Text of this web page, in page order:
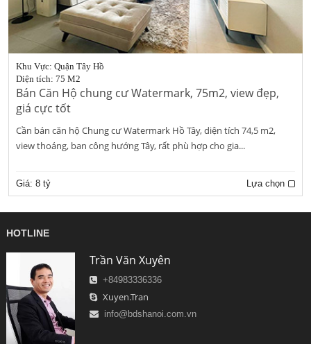
Khu Vực: Quận Tây Hồ
Diện tích: 75 M2
Bán Căn Hộ chung cư Watermark, 75m2, view đẹp,
giá cực tốt
Cần bán căn hộ Chung cư Watermark Hồ Tây, diện tích 74,5 m2,
view thoáng, ban công hướng Tây, rất phù hợp cho gia...
Giá: 8 tỷ Lựa chọn
HOTLINE
Trần Văn Xuyên
+84983336336
Xuyen.Tran
info@bdshanoi.com.vn